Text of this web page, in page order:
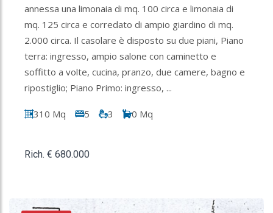
annessa una limonaia di mq. 100 circa e limonaia di
mq. 125 circa e corredato di ampio giardino di mq.
2.000 circa. Il casolare è disposto su due piani, Piano
terra: ingresso, ampio salone con caminetto e
soffitto a volte, cucina, pranzo, due camere, bagno e
ripostiglio; Piano Primo: ingresso, ...
310 Mq 5 3 0 Mq
Rich. € 680.000